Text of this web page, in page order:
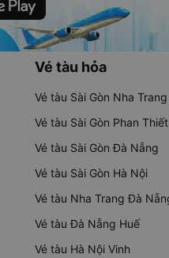
Vé tàu hỏa
Vé tàu Sài Gòn Nha Trang
Vé tàu Sài Gòn Phan Thiết
Vé tàu Sài Gòn Đà Nẵng
Vé tàu Sài Gòn Hà Nội
Vé tàu Nha Trang Đà
Vé tàu Đà Nẵng Huế
Vé tàu Hà Nội Vinh